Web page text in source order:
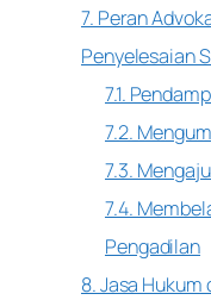
7. Peran
Penyelesaian
7.1.
7.2.
7.3.
7.4.
Pengadilan
8. Jasa